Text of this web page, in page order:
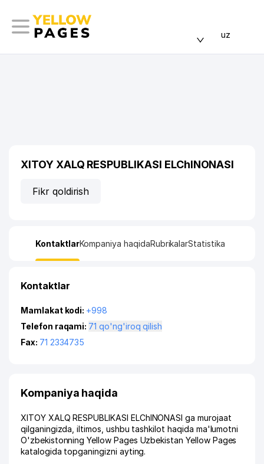
uz
XITOY XALQ RESPUBLIKASI ELChINONASI
Fikr qoldirish
KontaktlarKompaniya haqidaRubrikalarStatistika
Kontaktlar
Mamlakat kodi: +998
Telefon raqami:
71 qo'ng'iroq qilish
Fax: 71 2334735
Kompaniya haqida
XITOY XALQ RESPUBLIKASI ELChINONASI ga murojaat
qilganingizda, iltimos, ushbu tashkilot haqida ma'lumotni
O'zbekistonning Yellow Pages Uzbekistan Yellow Pages
katalogida topganingizni ayting.